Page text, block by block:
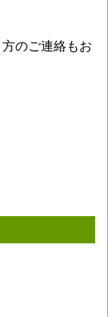
のご連絡もお